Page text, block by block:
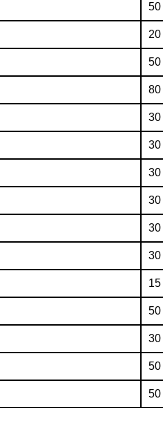
50
50
80
30
30
30
30
30
30
50
30
50
50